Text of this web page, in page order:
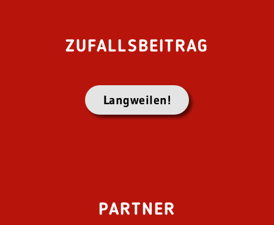
ZUFALLSBEITRAG
Langweilen!
PARTNER